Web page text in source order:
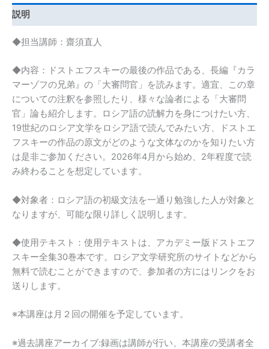
ロ
シ
ア
講
読：
ド
ス
ト
エ
フ
ス
ー
『カ
マ
ー
ゾ
フ
兄
「大
説明
◆担当講師：齋須直人
◆内容：ドストエフスキーの最後の作品である、長編『カラ
マーゾフの兄弟』の「大審問官」を読みます。適宜、この章
についての注釈を参照したり、様々な論者による「大審問
官」論も紹介します。ロシア語の読解力を身につけたい方、
19世紀のロシア文学をロシア語で読んでみたい方、ドストエ
フスキーの作品の原文がどのような文体なのかを知りたい方
は是非ご参加ください。2026年4月から始め、2年程度で読
み終わることを想定しています。
◆対象者：ロシア語の初級文法を一通り勉強した人が対象と
なりますが、可能な限り詳しく説明します。
◆使用テキスト：使用テキストは、アカデミー版ドストエフ
スキー全集30巻本です。ロシア文学研究所のサイトなどから
無料で読むことができますので、参加者の方にはリンクをお
送りします。
※本講座は月２回の開催を予定しています。
※過去講座アーカイブ:録画は講師が行い、本講座の受講者全